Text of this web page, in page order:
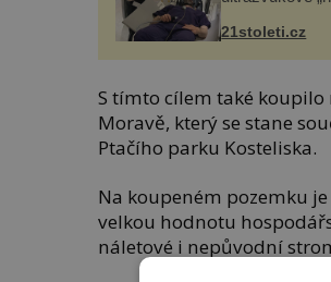
21stoleti.cz
S tímto cílem také
Moravě, který se stane
Ptačího parku Kosteliska.
Na koupeném pozemku
velkou hodnotu
náletové i nepůvodní